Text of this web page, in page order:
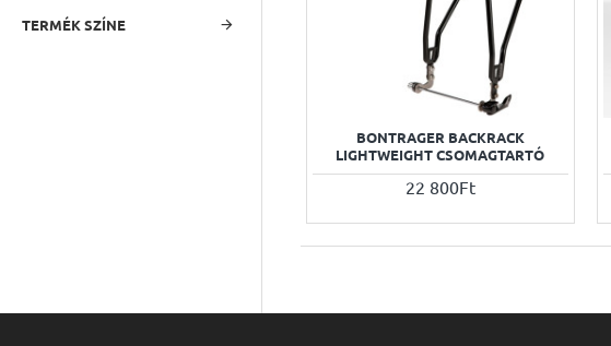
TERMÉK SZÍNE
BONTRAGER BACKRACK
LIGHTWEIGHT CSOMAGTARTÓ
22 800Ft